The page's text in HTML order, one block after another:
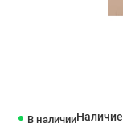
В наличииНаличие